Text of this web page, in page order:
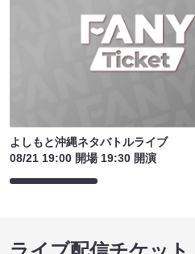
よしもと沖縄ネタバトルライブ
08/21 19:00 開場 19:30 開演